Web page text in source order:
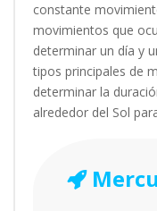
constante
movimientos que
determinar un día y
tipos principales de
determinar la
alrededor del Sol